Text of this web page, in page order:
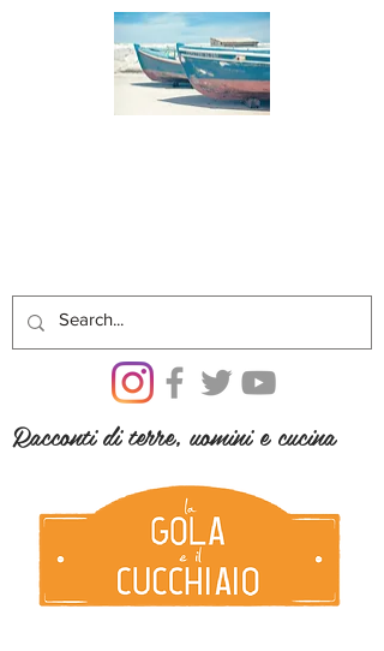
Racconti di terre, uomini e cucina